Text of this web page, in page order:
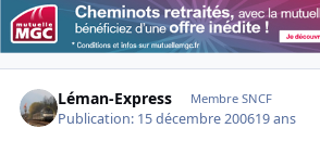
Léman-Express Membre SNCF
Publication: 15 décembre 200619 ans